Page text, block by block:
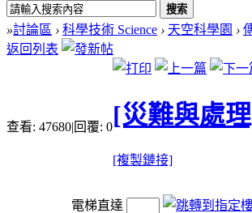
搜索
»討論區 › 科學技術 Science › 天空科學園 ›
返回列表
查看: 47680|回覆: 0[災難與處
[複製鏈接]
電梯直達